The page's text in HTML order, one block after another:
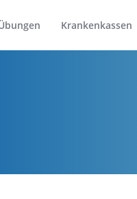
Krankenkassen